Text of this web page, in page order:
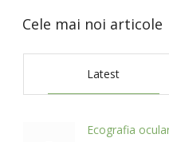
Cele mai noi articole
Latest
Ecografia